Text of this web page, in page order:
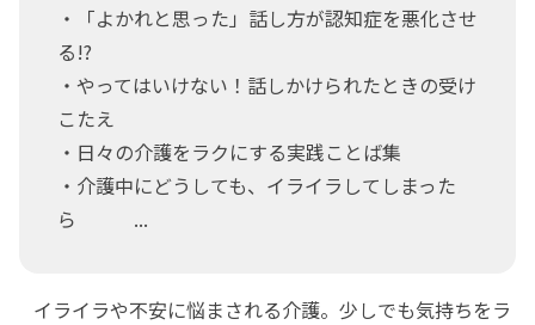
・「よかれと思った」話し方が認知症を悪化させ
る!?
・やってはいけない！話しかけられたときの受け
こたえ
・日々の介護をラクにする実践ことば集
・介護中にどうしても、イライラしてしまった
ら ...
イライラや不安に悩まされる介護。少しでも気持ちをラ